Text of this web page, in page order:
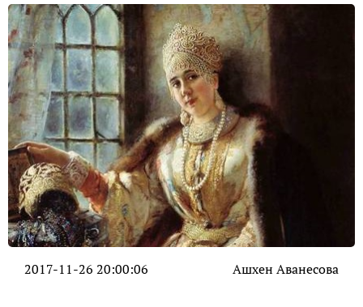
2017-11-26 20:00:06 Ашхен Аванесова